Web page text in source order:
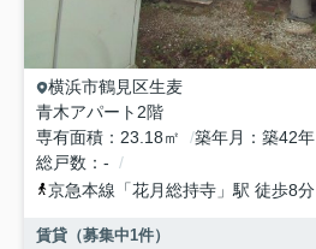
横浜市鶴見区生麦
青木アパート2階
専有面積
23.18㎡ 築年月 築42年
総戸数
-
京急本線 「花月総持寺 」駅 徒歩8分
賃貸（募集中1件）